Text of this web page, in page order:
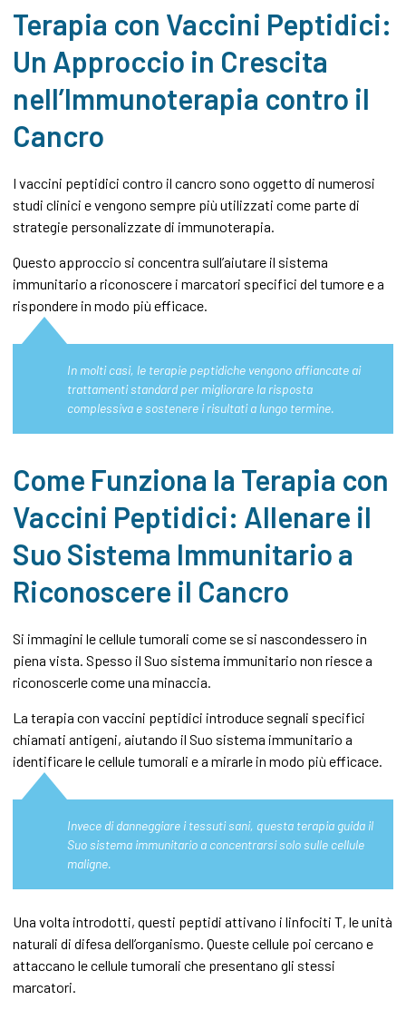
Terapia con Vaccini Peptidici:
Un Approccio in Crescita
nell’Immunoterapia contro il
Cancro
I vaccini peptidici contro il cancro sono oggetto di numerosi
studi clinici e vengono sempre più utilizzati come parte di
strategie personalizzate di immunoterapia.
Questo approccio si concentra sull’aiutare il sistema
immunitario a riconoscere i marcatori specifici del tumore e a
rispondere in modo più efficace.
In molti casi, le terapie peptidiche vengono affiancate ai
trattamenti standard per migliorare la risposta
complessiva e sostenere i risultati a lungo termine.
Come Funziona la Terapia con
Vaccini Peptidici: Allenare il
Suo Sistema Immunitario a
Riconoscere il Cancro
Si immagini le cellule tumorali come se si nascondessero in
piena vista. Spesso il Suo sistema immunitario non riesce a
riconoscerle come una minaccia.
La terapia con vaccini peptidici introduce segnali specifici
chiamati antigeni, aiutando il Suo sistema immunitario a
identificare le cellule tumorali e a mirarle in modo più efficace.
Invece di danneggiare i tessuti sani, questa terapia guida il
Suo sistema immunitario a concentrarsi solo sulle cellule
maligne.
Una volta introdotti, questi peptidi attivano i linfociti T, le unità
naturali di difesa dell’organismo. Queste cellule poi cercano e
attaccano le cellule tumorali che presentano gli stessi
marcatori.